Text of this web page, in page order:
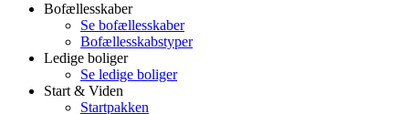
Bofællesskaber
Se bofællesskaber
Bofællesskabstyper
Ledige boliger
Se ledige boliger
Start & Viden
Startpakken